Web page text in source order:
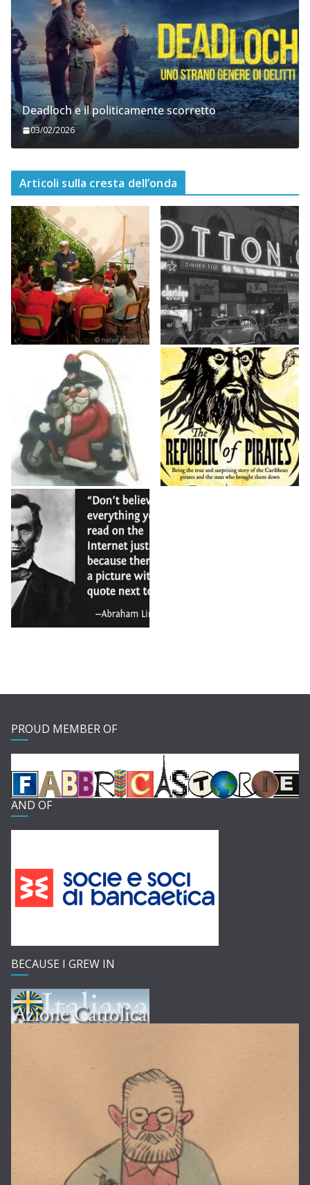
Deadloch e il politicamente scorretto
03/02/2026
Articoli sulla cresta dell’onda
PROUD MEMBER OF
AND OF
BECAUSE I GREW IN